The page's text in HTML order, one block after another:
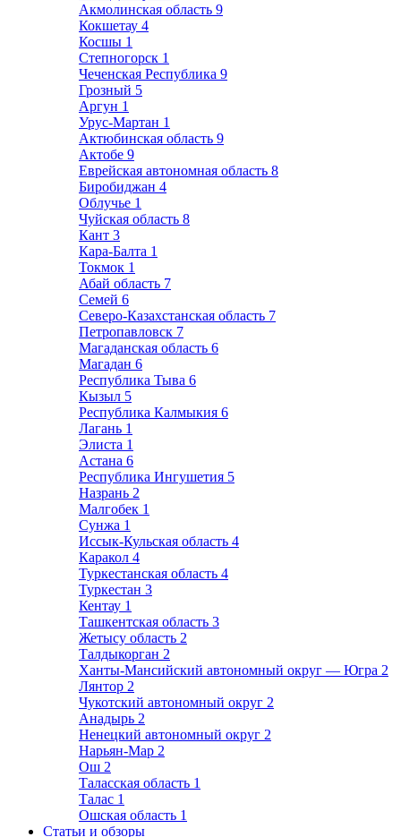
Акмолинская область 9
Кокшетау 4
Косшы 1
Степногорск 1
Чеченская Республика 9
Грозный 5
Аргун 1
Урус-Мартан 1
Актюбинская область 9
Актобе 9
Еврейская автономная область 8
Биробиджан 4
Облучье 1
Чуйская область 8
Кант 3
Кара-Балта 1
Токмок 1
Абай область 7
Семей 6
Северо-Казахстанская область 7
Петропавловск 7
Магаданская область 6
Магадан 6
Республика Тыва 6
Кызыл 5
Республика Калмыкия 6
Лагань 1
Элиста 1
Астана 6
Республика Ингушетия 5
Назрань 2
Малгобек 1
Сунжа 1
Иссык-Кульская область 4
Каракол 4
Туркестанская область 4
Туркестан 3
Кентау 1
Ташкентская область 3
Жетысу область 2
Талдыкорган 2
Ханты-Мансийский автономный округ — Югра 2
Лянтор 2
Чукотский автономный округ 2
Анадырь 2
Ненецкий автономный округ 2
Нарьян-Мар 2
Ош 2
Таласская область 1
Талас 1
Ошская область 1
Статьи и обзоры